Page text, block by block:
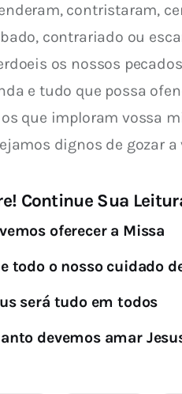
contristaram,
contrariado ou
os nossos
e tudo que possa
que imploram vossa
dignos de gozar
Continue Sua
oferecer a Missa
todo o nosso cuidado
será tudo em todos
devemos amar